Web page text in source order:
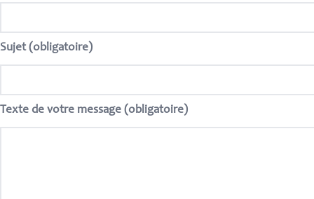
Sujet (obligatoire)
Texte de votre message (obligatoire)